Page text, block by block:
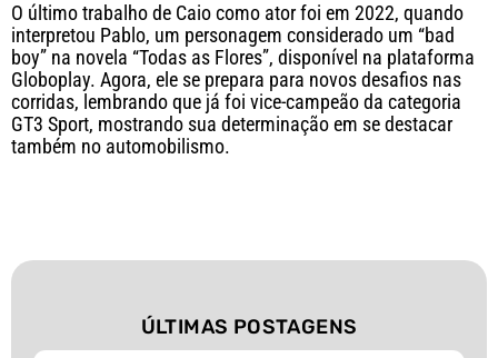
O último trabalho de Caio como ator foi em 2022, quando
interpretou Pablo, um personagem considerado um “bad
boy” na novela “Todas as Flores”, disponível na plataforma
Globoplay. Agora, ele se prepara para novos desafios nas
corridas, lembrando que já foi vice-campeão da categoria
GT3 Sport, mostrando sua determinação em se destacar
também no automobilismo.
ÚLTIMAS POSTAGENS